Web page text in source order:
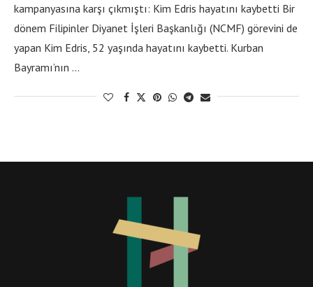
kampanyasına karşı çıkmıştı: Kim Edris hayatını kaybetti Bir
dönem Filipinler Diyanet İşleri Başkanlığı (NCMF) görevini de
yapan Kim Edris, 52 yaşında hayatını kaybetti. Kurban
Bayramı’nın …